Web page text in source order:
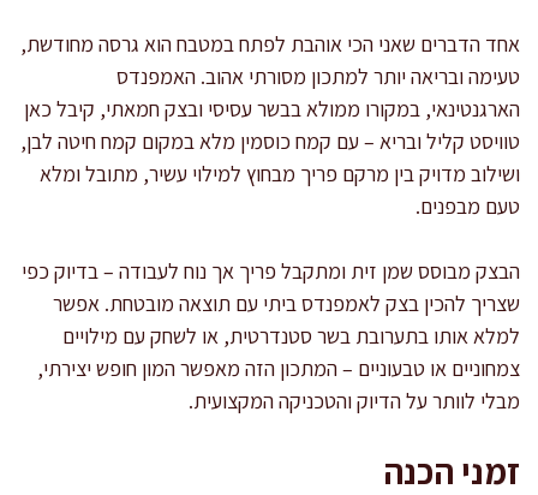
אחד הדברים שאני הכי אוהבת לפתח במטבח הוא גרסה מחודשת,
טעימה ובריאה יותר למתכון מסורתי אהוב. האמפנדס
הארגנטינאי, במקורו ממולא בבשר עסיסי ובצק חמאתי, קיבל כאן
טוויסט קליל ובריא – עם קמח כוסמין מלא במקום קמח חיטה לבן,
ושילוב מדויק בין מרקם פריך מבחוץ למילוי עשיר, מתובל ומלא
טעם מבפנים.
הבצק מבוסס שמן זית ומתקבל פריך אך נוח לעבודה – בדיוק כפי
שצריך להכין בצק לאמפנדס ביתי עם תוצאה מובטחת. אפשר
למלא אותו בתערובת בשר סטנדרטית, או לשחק עם מילויים
צמחוניים או טבעוניים – המתכון הזה מאפשר המון חופש יצירתי,
מבלי לוותר על הדיוק והטכניקה המקצועית.
זמני הכנה